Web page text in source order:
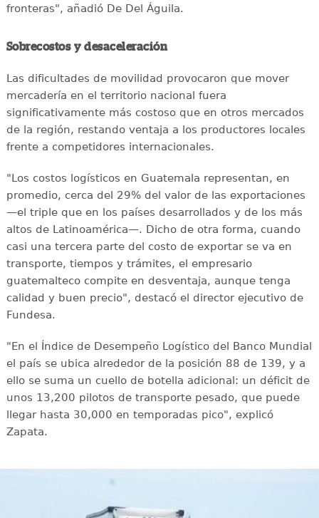
fronteras", añadió De Del Águila.
Sobrecostos y desaceleración
Las dificultades de movilidad provocaron que mover
mercadería en el territorio nacional fuera
significativamente más costoso que en otros mercados
de la región, restando ventaja a los productores locales
frente a competidores internacionales.
"Los costos logísticos en Guatemala representan, en
promedio, cerca del 29% del valor de las exportaciones
—el triple que en los países desarrollados y de los más
altos de Latinoamérica—. Dicho de otra forma, cuando
casi una tercera parte del costo de exportar se va en
transporte, tiempos y trámites, el empresario
guatemalteco compite en desventaja, aunque tenga
calidad y buen precio", destacó el director ejecutivo de
Fundesa.
"En el Índice de Desempeño Logístico del Banco Mundial
el país se ubica alrededor de la posición 88 de 139, y a
ello se suma un cuello de botella adicional: un déficit de
unos 13,200 pilotos de transporte pesado, que puede
llegar hasta 30,000 en temporadas pico", explicó
Zapata.